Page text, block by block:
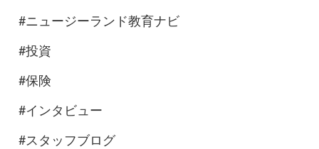
#ニュージーランド教育ナビ
#投資
#保険
#インタビュー
#スタッフブログ